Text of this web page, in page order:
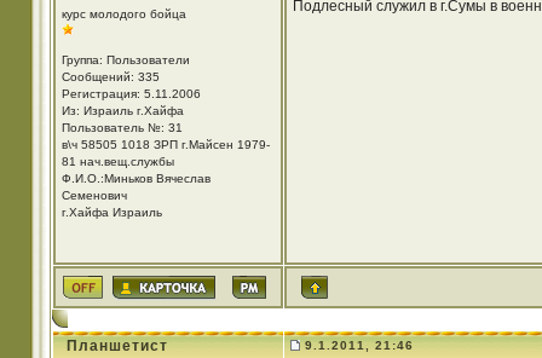
курс молодого бойца
Группа: Пользователи
Сообщений: 335
Регистрация: 5.11.2006
Из: Израиль г.Хайфа
Пользователь №: 31
в\ч 58505 1018 ЗРП г.Майсен 1979-
81 нач.вещ.службы
Ф.И.О.:Миньков Вячеслав
Семенович
г.Хайфа Израиль
Подлесный служил в г.Сумы в
Планшетист 9.1.2011, 21:46